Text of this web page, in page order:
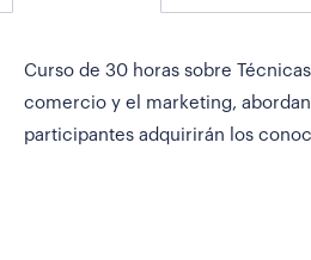
Curso de 30 horas sobre
comercio y el marketing,
participantes adquirirán los